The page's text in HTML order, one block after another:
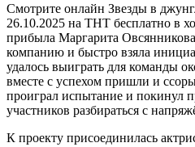
Смотрите онлайн Звезды в
26.10.2025 на ТНТ бесплатно в
прибыла Маргарита
компанию и быстро взяла
удалось выиграть для команды
вместе с успехом пришли и
проиграл испытание и покинул
участников разбираться с
К проекту присоединилась